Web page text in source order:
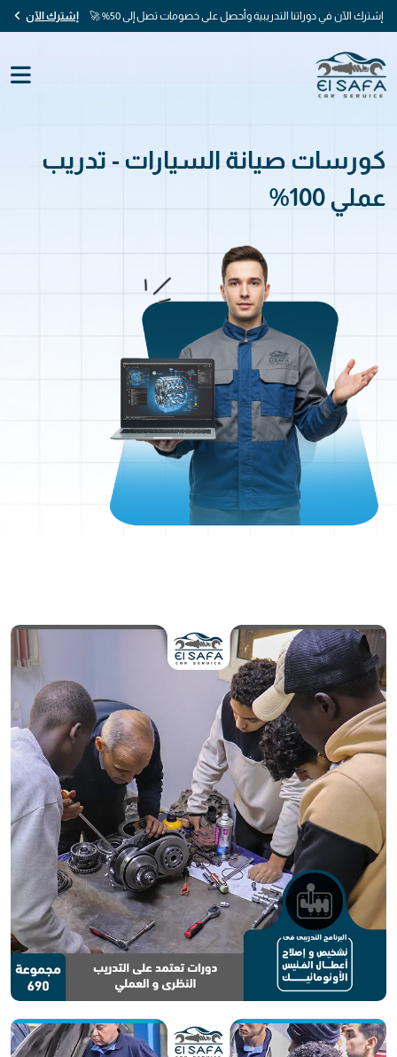
إشترك الآن في دوراتنا التدريبية وأحصل على خصومات تصل إلى 50% 🚀 إشترك الآن
كورسات صيانة السيارات - تدريب
عملي 100%